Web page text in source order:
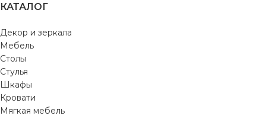
КАТАЛОГ
Декор и зеркала
Мебель
Столы
Стулья
Шкафы
Кровати
Мягкая мебель